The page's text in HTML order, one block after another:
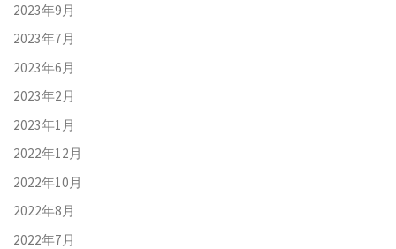
2023年9月
2023年7月
2023年6月
2023年2月
2023年1月
2022年12月
2022年10月
2022年8月
2022年7月